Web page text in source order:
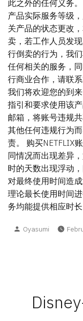
此之外的任何义务
产品实际服务等级
关产品的状态更改
卖，若工作人员发
行倒卖的行为，我
任何相关的服务，
行商业合作，请联
我们将欢迎您的到
指引和要求使用该
邮箱，将账号违规
其他任何违规行为
责。 购买NETFLIX
同情况而出现差异
时的天数出现浮动
对最终使用时间造
理论最长使用时间
务均能提供相应时长
Posted
Oyasumi